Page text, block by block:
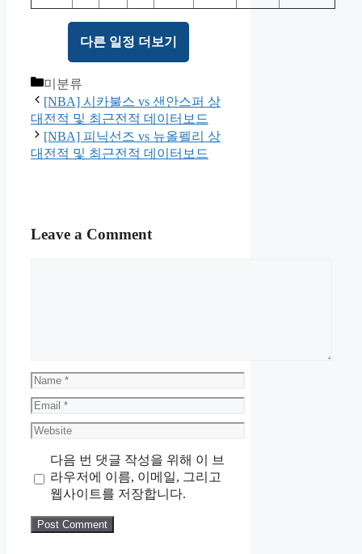
다른 일정 더보기
Categories
미분류
[NBA] 시카불스 vs 샌안스퍼 상
대전적 및 최근전적 데이터보드
[NBA] 피닉선즈 vs 뉴올펠리 상
대전적 및 최근전적 데이터보드
Leave a Comment
Name
Email
Website
다음 번 댓글 작성을 위해 이 브
라우저에 이름, 이메일, 그리고
웹사이트를 저장합니다.